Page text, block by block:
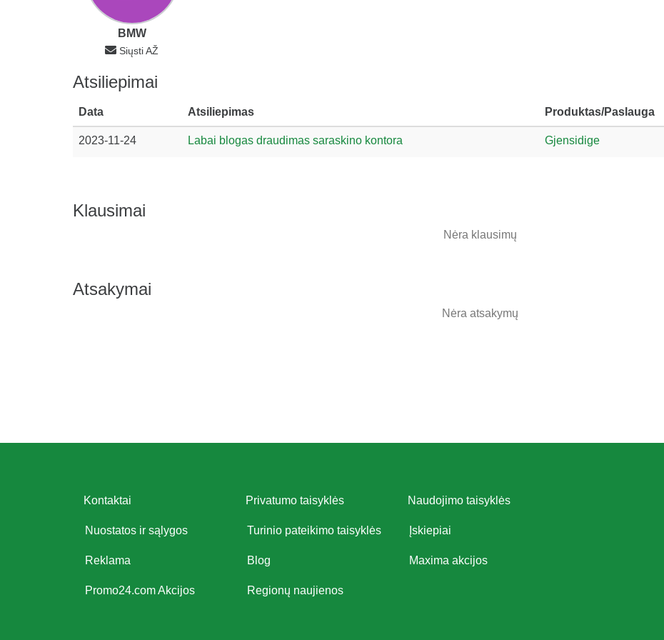
BMW
Siųsti AŽ
Atsiliepimai
Data Atsiliepimas Produktas/Paslauga
2023-11-24 Labai blogas draudimas saraskino kontora Gjensidige
Klausimai
Nėra klausimų
Atsakymai
Nėra atsakymų
Kontaktai Privatumo taisyklės Naudojimo taisyklės
Nuostatos ir sąlygos Turinio pateikimo taisyklės Įskiepiai
Reklama Blog Maxima akcijos
Promo24.com Akcijos Regionų naujienos